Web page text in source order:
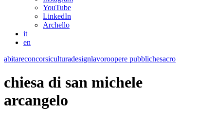
YouTube
LinkedIn
Archello
it
en
abitareconcorsiculturadesignlavoroopere pubblichesacro
chiesa di san michele
arcangelo